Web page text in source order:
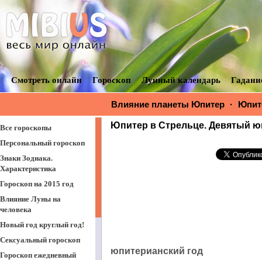
Смотреть онлайн Гороскоп Лунный календарь
Влияние планеты Юпитер ·
Юпитер в Стрельце. Девятый
юпитерианский год
Все гороскопы
Персональный гороскоп
Знаки Зодиака.
Характеристика
Гороскоп на 2015 год
Влияние Луны на
человека
Новый год круглый год!
Сексуальный гороскоп
Гороскоп ежедневный